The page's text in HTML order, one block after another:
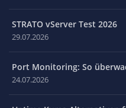
STRATO vServer Test 2026
29.07.2026
Port Monitoring: So
24.07.2026